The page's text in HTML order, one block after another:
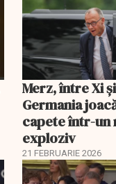
Merz, între Xi
Germania
capete într-un
exploziv
21 FEBRUARIE 2026